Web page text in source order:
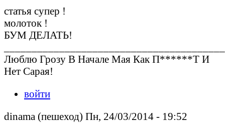
статья супер !
молоток !
БУМ ДЕЛАТЬ!
Люблю Грозу В Начале Мая Как П******Т И
Нет Сарая!
войти
dinama (пешеход) Пн, 24/03/2014 - 19:52